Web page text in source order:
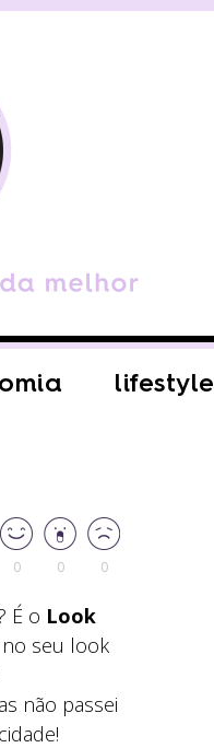
lifestyle
0 0 0
É o Look
seu look
não passei